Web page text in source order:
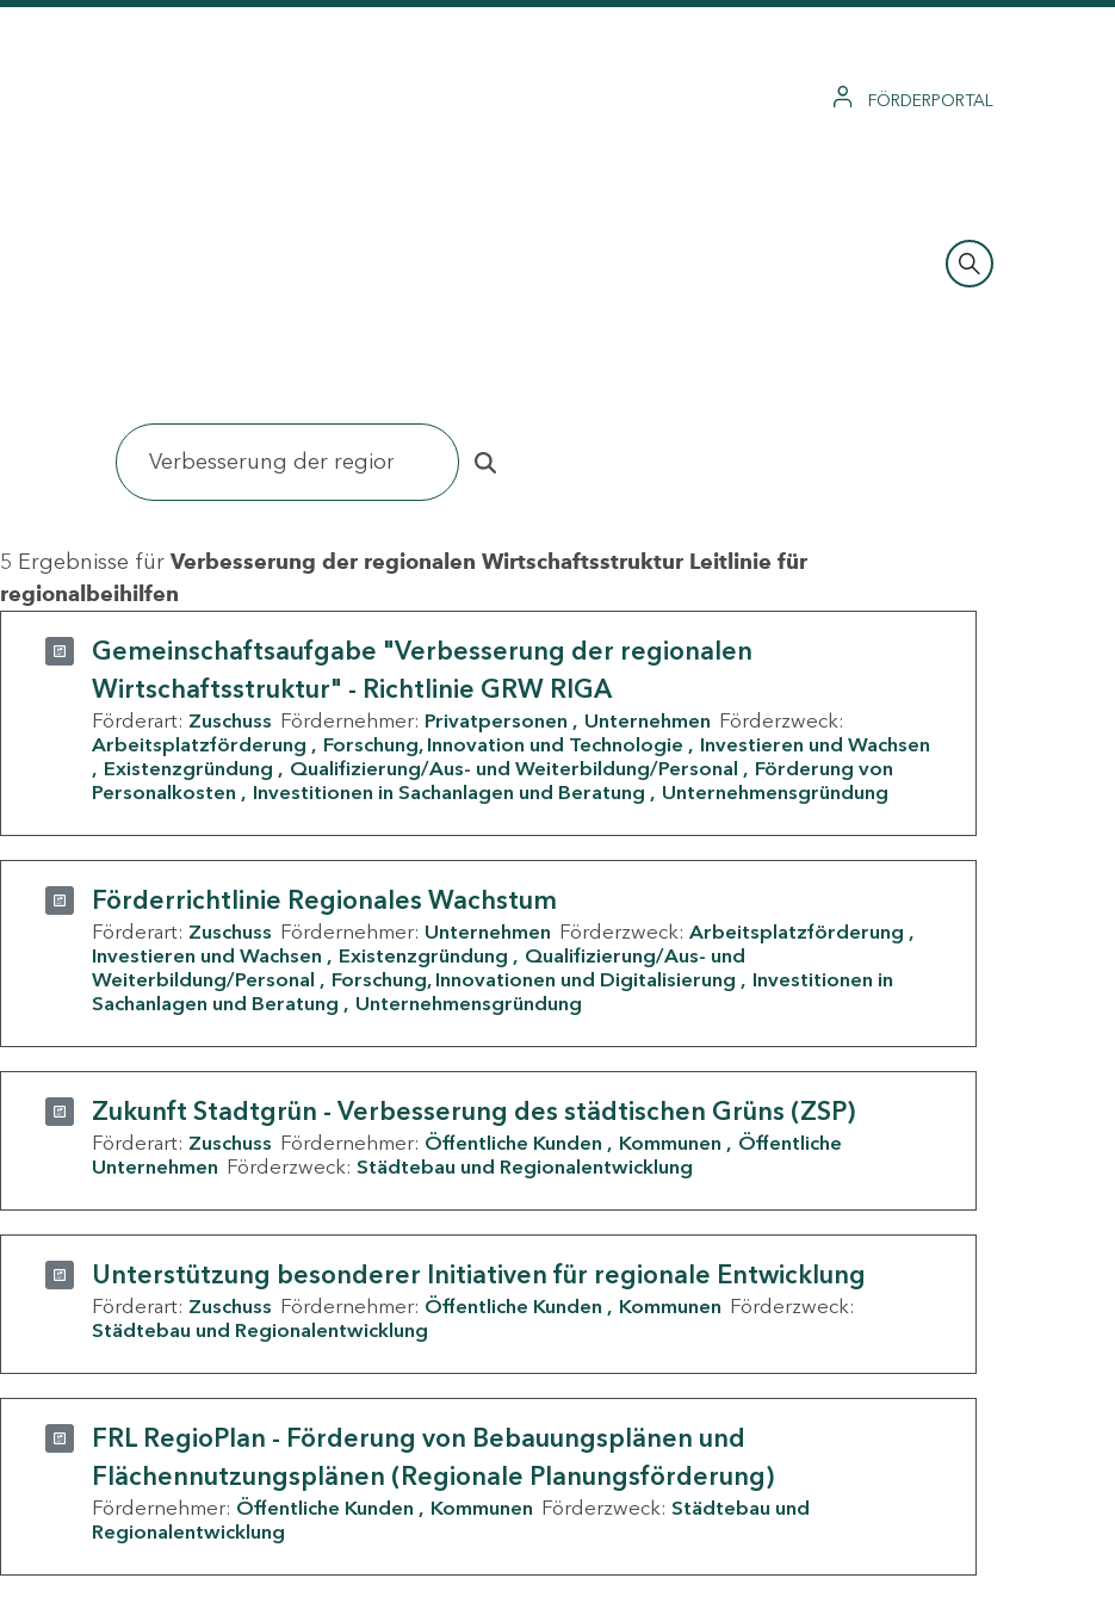
FÖRDERPORTAL
5 Ergebnisse für Verbesserung der regionalen Wirtschaftsstruktur Leitlinie für
regionalbeihilfen
Gemeinschaftsaufgabe "Verbesserung der regionalen
Wirtschaftsstruktur" - Richtlinie GRW RIGA
Förderart: Zuschuss Fördernehmer: Privatpersonen Unternehmen Förderzweck:
Arbeitsplatzförderung
Forschung, Innovation und Technologie
Investieren und Wachsen
Existenzgründung
Qualifizierung/Aus- und Weiterbildung/Personal
Förderung von
Personalkosten
Investitionen in Sachanlagen und Beratung Unternehmensgründung
Förderrichtlinie Regionales Wachstum
Förderart: Zuschuss Fördernehmer: Unternehmen Förderzweck: Arbeitsplatzförderung
Investieren und Wachsen
Existenzgründung
Qualifizierung/Aus- und
Weiterbildung/Personal
Forschung, Innovationen und Digitalisierung
Investitionen in
Sachanlagen und Beratung
Unternehmensgründung
Zukunft Stadtgrün - Verbesserung des städtischen Grüns (ZSP)
Förderart: Zuschuss Fördernehmer: Öffentliche Kunden Kommunen
Öffentliche
Unternehmen Förderzweck: Städtebau und Regionalentwicklung
Unterstützung besonderer Initiativen für regionale Entwicklung
Förderart: Zuschuss Fördernehmer: Öffentliche Kunden Kommunen Förderzweck:
Städtebau und Regionalentwicklung
FRL RegioPlan - Förderung von Bebauungsplänen und
Flächennutzungsplänen (Regionale Planungsförderung)
Fördernehmer: Öffentliche Kunden Kommunen Förderzweck: Städtebau und
Regionalentwicklung